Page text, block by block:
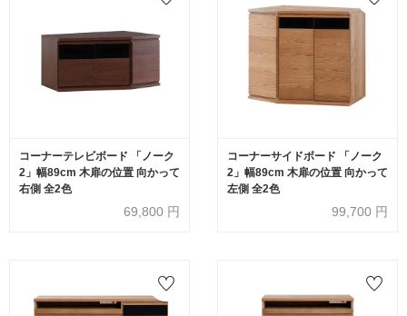
コーナーテレビボード 「ノーク
2」幅89cm 木扉の位置 向かって
右側 全2色
69,800 円
コーナーサイドボード 「ノーク
2」幅89cm 木扉の位置 向かって
左側 全2色
99,700 円